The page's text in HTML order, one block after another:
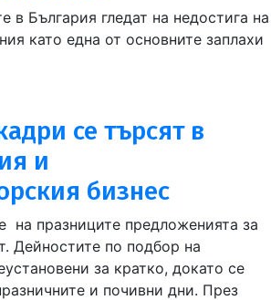
в България гледат на недостига на
като една от основните заплахи
се търсят в
и
бизнес
на празниците предложенията за
Дейностите по подбор на
за кратко, докато се
и почивни дни. През